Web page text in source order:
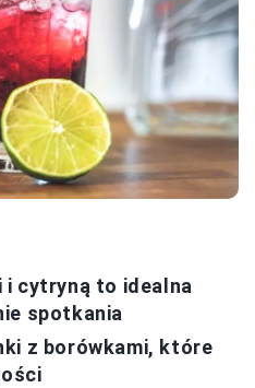
i cytryną to idealna
spotkania
z borówkami, które